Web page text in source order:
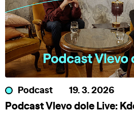
Podcast 19. 3. 2026
Podcast Vlevo dole Live: